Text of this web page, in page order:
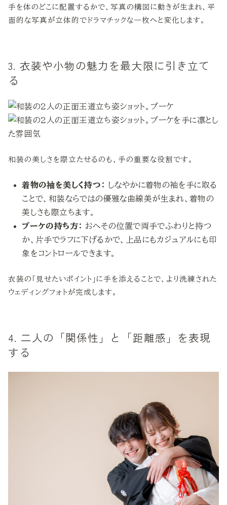
手を体のどこに配置するかで、写真の構図に動きが生まれ、平
面的な写真が立体的でドラマチックな一枚へと変化します。
3. 衣装や小物の魅力を最大限に引き立て
る
和装の美しさを際立たせるのも、手の重要な役割です。
着物の袖を美しく持つ： しなやかに着物の袖を手に取る
ことで、和装ならではの優雅な曲線美が生まれ、着物の
美しさも際立ちます。
ブーケの持ち方： おへその位置で両手でふわりと持つ
か、片手でラフに下げるかで、上品にもカジュアルにも印
象をコントロールできます。
衣装の「見せたいポイント」に手を添えることで、より洗練された
ウェディングフォトが完成します。
4. 二人の「関係性」と「距離感」を表現
する